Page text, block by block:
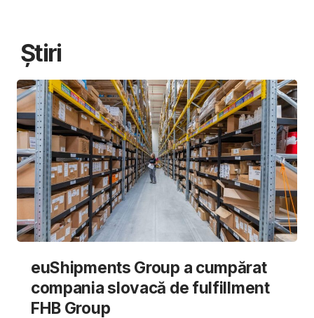
Știri
euShipments Group a cumpărat
compania slovacă de fulfillment
FHB Group